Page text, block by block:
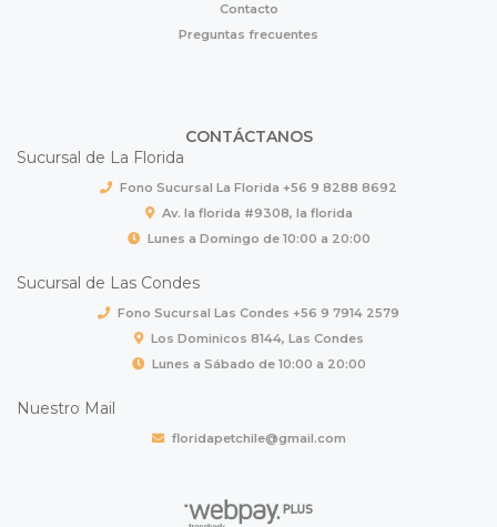
Contacto
Preguntas frecuentes
CONTÁCTANOS
Sucursal de La Florida
Fono Sucursal La Florida +56 9 8288 8692
Av. la florida #9308, la florida
Lunes a Domingo de 10:00 a 20:00
Sucursal de Las Condes
Fono Sucursal Las Condes +56 9 7914 2579
Los Dominicos 8144, Las Condes
Lunes a Sábado de 10:00 a 20:00
Nuestro Mail
floridapetchile@gmail.com